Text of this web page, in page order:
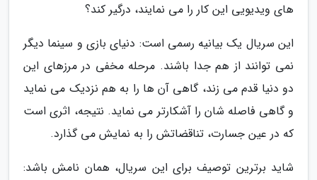
های ویدیویی این کار را می نمایند، درگیر کند؟
این سریال یک بیانیه رسمی است: دنیای بازی و سینما دیگر
نمی توانند از هم جدا باشند. مرحله مخفی در مرزهای این
دو دنیا قدم می زند، گاهی آن ها را به هم نزدیک می نماید
و گاهی فاصله شان را آشکارتر می نماید. نتیجه، اثری است
که در عین جسارت، تناقضاتش را به نمایش می گذارد.
شاید برترین توصیف برای این سریال، همان نامش باشد: